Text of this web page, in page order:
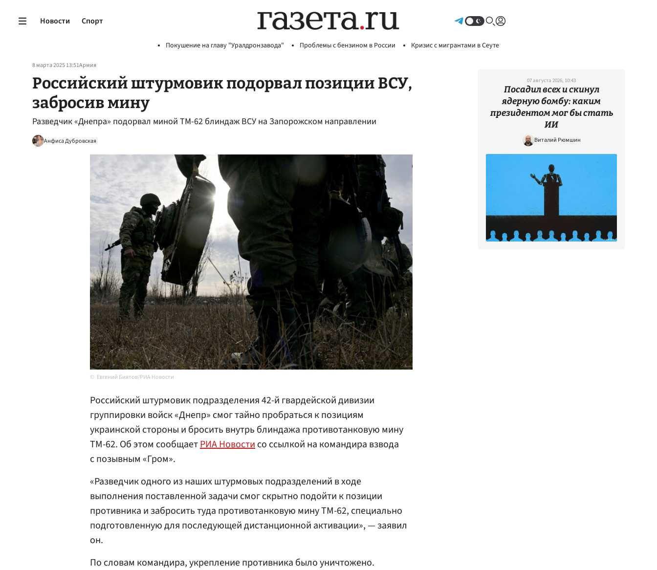
Новости Спорт
Покушение на главу "Уралдронзавода" Проблемы с бензином в России Кризис с мигрантами в Сеуте
8 марта 2025 13:51Армия
Российский штурмовик подорвал позиции ВСУ,
забросив мину
Разведчик «Днепра» подорвал миной ТМ-62 блиндаж ВСУ на Запорожском направлении
Анфиса Дубровская
Евгений Биятов/РИА Новости
Российский штурмовик подразделения 42-й гвардейской дивизии
группировки войск «Днепр» смог тайно пробраться к позициям
украинской стороны и бросить внутрь блиндажа противотанковую мину
ТМ-62. Об этом сообщаетРИА Новостисо ссылкой на командира взвода
с позывным «Гром».
«Разведчик одного из наших штурмовых подразделений в ходе
выполнения поставленной задачи смог скрытно подойти к позиции
противника и забросить туда противотанковую мину ТМ-62, специально
подготовленную для последующей дистанционной активации», — заявил
он.
По словам командира, укрепление противника было уничтожено.
07 августа 2026, 10:43
Посадил всех и скинул
ядерную бомбу: каким
президентом мог бы стать
ИИ
Виталий Рюмшин